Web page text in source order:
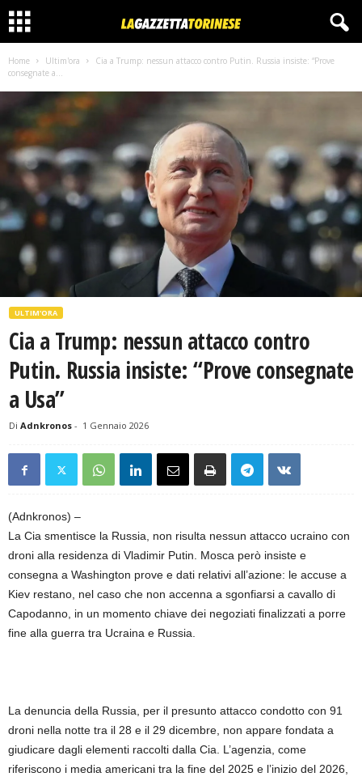
Home Ultim'ora
Cia a Trump: nessun attacco contro Putin. Russia insiste: “Prove
consegnate a...
ULTIM'ORA
Cia a Trump: nessun attacco contro
Putin. Russia insiste: “Prove consegnate
a Usa”
Di Adnkronos - 1 Gennaio 2026
(Adnkronos) –
La Cia smentisce la Russia, non risulta nessun attacco ucraino con
droni alla residenza di Vladimir Putin. Mosca però insiste e
consegna a Washington prove e dati relativi all’azione: le accuse a
Kiev restano, nel caso che non accenna a sgonfiarsi a cavallo di
Capodanno, in un momento chiave dei negoziati finalizzati a porre
fine alla guerra tra Ucraina e Russia.
La denuncia della Russia, per il presunto attacco condotto con 91
droni nella notte tra il 28 e il 29 dicembre, non appare fondata a
giudicare dagli elementi raccolti dalla Cia. L’agenzia, come
riferiscono i media americani tra la fine del 2025 e l’inizio del 2026,